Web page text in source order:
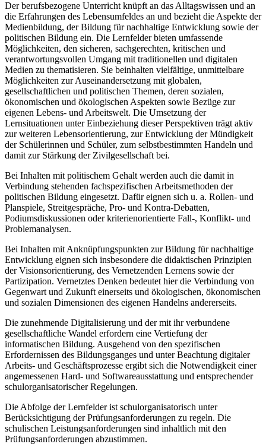
Der berufsbezogene Unterricht knüpft an das Alltagswissen und an
die Erfahrungen des Lebensumfeldes an und bezieht die Aspekte der
Medienbildung, der Bildung für nachhaltige Entwicklung sowie der
politischen Bildung ein. Die Lernfelder bieten umfassende
Möglichkeiten, den sicheren, sachgerechten, kritischen und
verantwortungsvollen Umgang mit traditionellen und digitalen
Medien zu thematisieren. Sie beinhalten vielfältige, unmittelbare
Möglichkeiten zur Auseinandersetzung mit globalen,
gesellschaftlichen und politischen Themen, deren sozialen,
ökonomischen und ökologischen Aspekten sowie Bezüge zur
eigenen Lebens- und Arbeitswelt. Die Umsetzung der
Lernsituationen unter Einbeziehung dieser Perspektiven trägt aktiv
zur weiteren Lebensorientierung, zur Entwicklung der Mündigkeit
der Schülerinnen und Schüler, zum selbstbestimmten Handeln und
damit zur Stärkung der Zivilgesellschaft bei.
Bei Inhalten mit politischem Gehalt werden auch die damit in
Verbindung stehenden fachspezifischen Arbeitsmethoden der
politischen Bildung eingesetzt. Dafür eignen sich u. a. Rollen- und
Planspiele, Streitgespräche, Pro- und Kontra-Debatten,
Podiumsdiskussionen oder kriterienorientierte Fall-, Konflikt- und
Problemanalysen.
Bei Inhalten mit Anknüpfungspunkten zur Bildung für nachhaltige
Entwicklung eignen sich insbesondere die didaktischen Prinzipien
der Visionsorientierung, des Vernetzenden Lernens sowie der
Partizipation. Vernetztes Denken bedeutet hier die Verbindung von
Gegenwart und Zukunft einerseits und ökologischen, ökonomischen
und sozialen Dimensionen des eigenen Handelns andererseits.
Die zunehmende Digitalisierung und der mit ihr verbundene
gesellschaftliche Wandel erfordern eine Vertiefung der
informatischen Bildung. Ausgehend von den spezifischen
Erfordernissen des Bildungsganges und unter Beachtung digitaler
Arbeits- und Geschäftsprozesse ergibt sich die Notwendigkeit einer
angemessenen Hard- und Softwareausstattung und entsprechender
schulorganisatorischer Regelungen.
Die Abfolge der Lernfelder ist schulorganisatorisch unter
Berücksichtigung der Prüfungsanforderungen zu regeln. Die
schulischen Leistungsanforderungen sind inhaltlich mit den
Prüfungsanforderungen abzustimmen.